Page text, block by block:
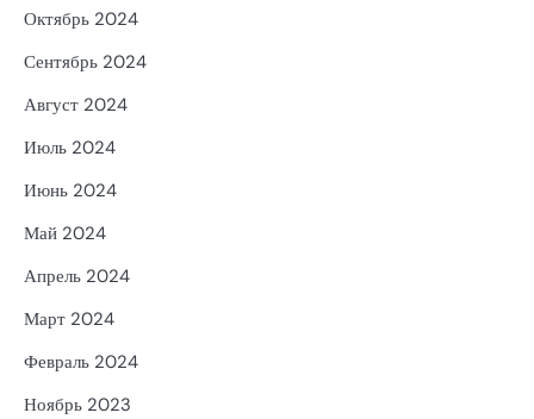
Октябрь 2024
Сентябрь 2024
Август 2024
Июль 2024
Июнь 2024
Май 2024
Апрель 2024
Март 2024
Февраль 2024
Ноябрь 2023